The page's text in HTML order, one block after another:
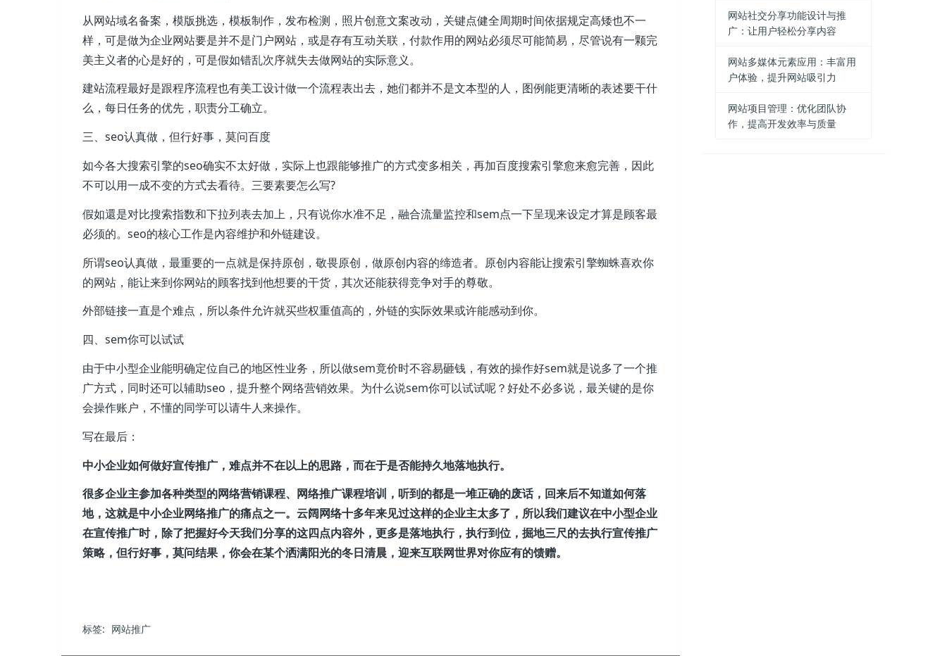
从网站域名备案，模版挑选，模板制作，发布检测，照片创意文案改动，关键点健全周期时间依据规定高矮也不一
样，可是做为企业网站要是并不是门户网站，或是存有互动关联，付款作用的网站必须尽可能简易，尽管说有一颗完
美主义者的心是好的，可是假如错乱次序就失去做网站的实际意义。
建站流程最好是跟程序流程也有美工设计做一个流程表出去，她们都并不是文本型的人，图例能更清晰的表述要干什
么，每日任务的优先，职责分工确立。
三、seo认真做，但行好事，莫问百度
如今各大搜索引擎的seo确实不太好做，实际上也跟能够推广的方式变多相关，再加百度搜索引擎愈来愈完善，因此
不可以用一成不变的方式去看待。三要素要怎么写?
假如還是对比搜索指数和下拉列表去加上，只有说你水准不足，融合流量监控和sem点一下呈现来设定才算是顾客最
必须的。seo的核心工作是內容维护和外链建设。
所谓seo认真做，最重要的一点就是保持原创，敬畏原创，做原创内容的缔造者。原创内容能让搜索引擎蜘蛛喜欢你
的网站，能让来到你网站的顾客找到他想要的干货，其次还能获得竞争对手的尊敬。
外部链接一直是个难点，所以条件允许就买些权重值高的，外链的实际效果或许能感动到你。
四、sem你可以试试
由于中小型企业能明确定位自己的地区性业务，所以做sem竟价时不容易砸钱，有效的操作好sem就是说多了一个推
广方式，同时还可以辅助seo，提升整个网络营销效果。为什么说sem你可以试试呢？好处不必多说，最关键的是你
会操作账户，不懂的同学可以请牛人来操作。
写在最后：
中小企业如何做好宣传推广，难点并不在以上的思路，而在于是否能持久地落地执行。
很多企业主参加各种类型的网络营销课程、网络推广课程培训，听到的都是一堆正确的废话，回来后不知道如何落
地，这就是中小企业网络推广的痛点之一。云阔网络十多年来见过这样的企业主太多了，所以我们建议在中小型企业
在宣传推广时，除了把握好今天我们分享的这四点内容外，更多是落地执行，执行到位，掘地三尺的去执行宣传推广
策略，但行好事，莫问结果，你会在某个洒满阳光的冬日清晨，迎来互联网世界对你应有的馈赠。
标签: 网站推广
网站社交分享功能设计与推
广：让用户轻松分享内容
网站多媒体元素应用：丰富用
户体验，提升网站吸引力
网站项目管理：优化团队协
作，提高开发效率与质量